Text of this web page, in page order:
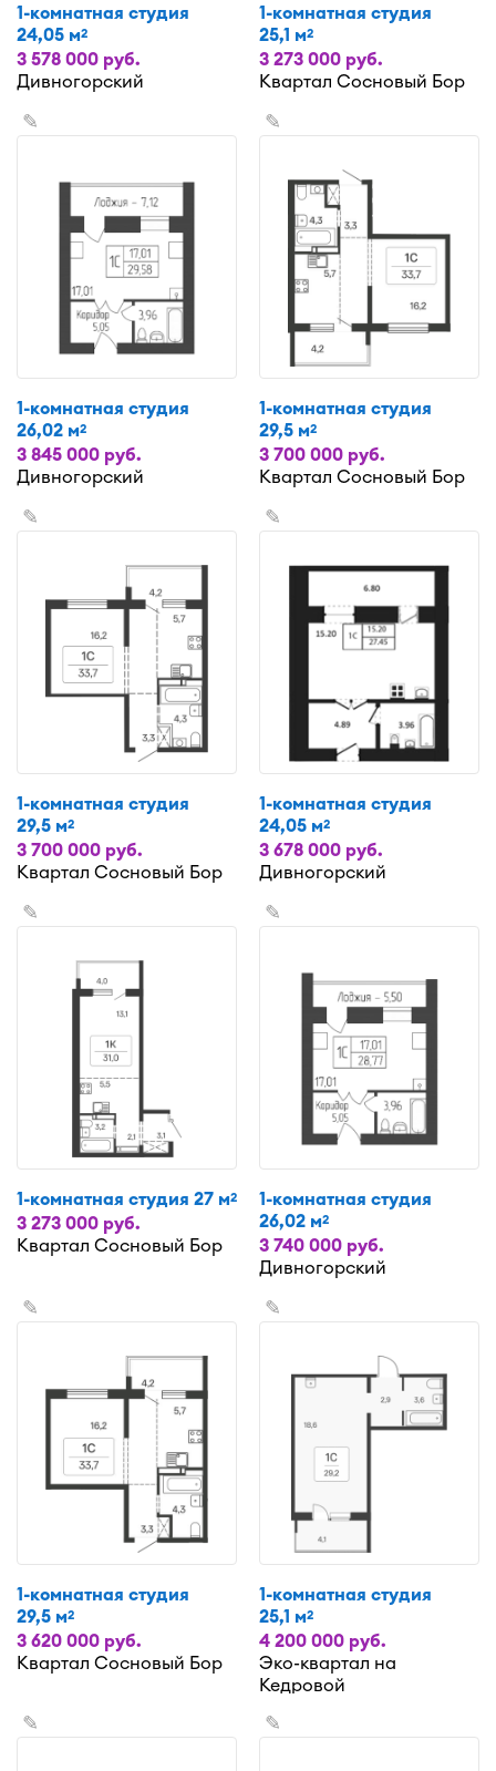
1-комнатная студия
24,05 м2
3 578 000 руб.
Дивногорский
1-комнатная студия
25,1 м2
3 273 000 руб.
Квартал Сосновый Бор
✎
1-комнатная студия
26,02 м2
3 845 000 руб.
Дивногорский
✎
1-комнатная студия
29,5 м2
3 700 000 руб.
Квартал Сосновый Бор
✎
1-комнатная студия
29,5 м2
3 700 000 руб.
Квартал Сосновый Бор
✎
1-комнатная студия
24,05 м2
3 678 000 руб.
Дивногорский
✎
1-комнатная студия 27 м2
3 273 000 руб.
Квартал Сосновый Бор
✎
1-комнатная студия
26,02 м2
3 740 000 руб.
Дивногорский
✎
1-комнатная студия
29,5 м2
3 620 000 руб.
Квартал Сосновый Бор
✎
1-комнатная студия
25,1 м2
4 200 000 руб.
Эко-квартал на
Кедровой
✎ ✎